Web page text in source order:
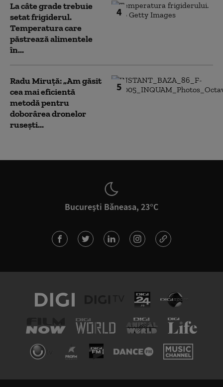
4
La câte grade trebuie
setat frigiderul.
Temperatura care
păstrează alimentele
în...
5
Radu Miruță: „Am găsit
cea mai eficientă
metodă pentru
doborârea dronelor
rusești...
București Băneasa, 23°C